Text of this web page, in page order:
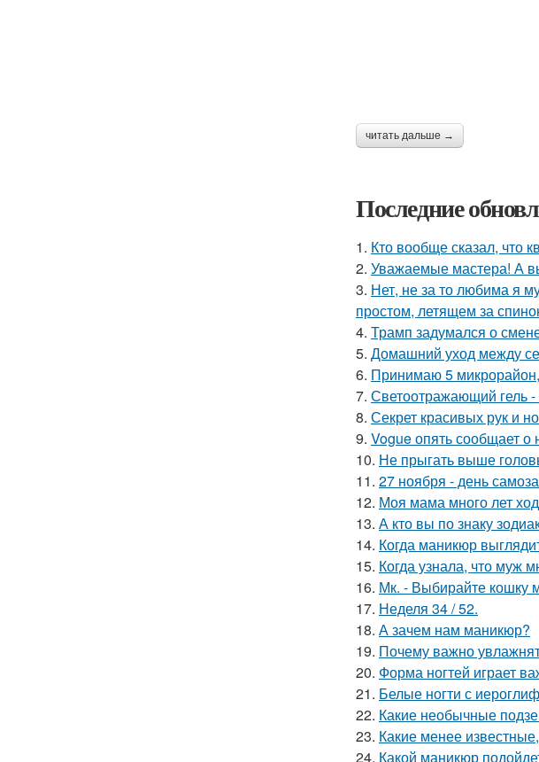
читать дальше →
Последние
1. Кто вообще сказал, что
2. Уважаемые мастера! А
3. Нет, не за то любима я
простом, летящем за
4. Трамп задумался о
5. Домашний уход между
6. Принимаю 5
7. Светоотражающий гель -
8. Секрет красивых рук и
9. Vogue опять сообщает о
10. Не прыгать выше
11. 27 ноября - день
12. Моя мама много лет
13. А кто вы по знаку
14. Когда маникюр
15. Когда узнала, что муж
16. Мк. - Выбирайте кошку
17. Неделя 34 / 52.
18. А зачем нам маникюр?
19. Почему важно
20. Форма ногтей играет
21. Белые ногти с
22. Какие необычные
23. Какие менее
24. Какой маникюр